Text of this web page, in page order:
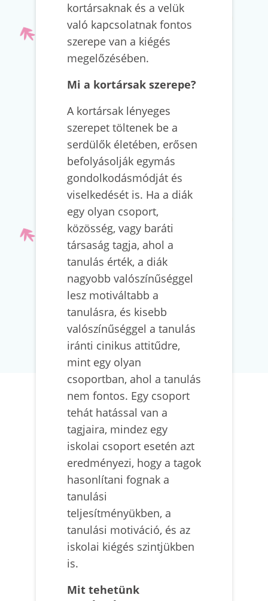
kortársaknak és a velük
való kapcsolatnak fontos
szerepe van a kiégés
megelőzésében.
Mi a kortársak szerepe?
A kortársak lényeges
szerepet töltenek be a
serdülők életében, erősen
befolyásolják egymás
gondolkodásmódját és
viselkedését is. Ha a diák
egy olyan csoport,
közösség, vagy baráti
társaság tagja, ahol a
tanulás érték, a diák
nagyobb valószínűséggel
lesz motiváltabb a
tanulásra, és kisebb
valószínűséggel a tanulás
iránti cinikus attitűdre,
mint egy olyan
csoportban, ahol a tanulás
nem fontos. Egy csoport
tehát hatással van a
tagjaira, mindez egy
iskolai csoport esetén azt
eredményezi, hogy a tagok
hasonlítani fognak a
tanulási
teljesítményükben, a
tanulási motiváció, és az
iskolai kiégés szintjükben
is.
Mit tehetünk